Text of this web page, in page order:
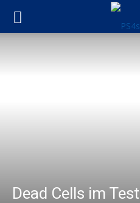
Dead Cells im Test